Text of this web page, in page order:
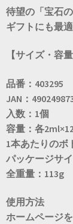
待望の「宝石
ギフトにも最
【サイズ・容
品番：403295
JAN：
入数：1個
容量：各
1本あたりのボ
パッケージサ
全重量：113g
使用方法
ホームページ